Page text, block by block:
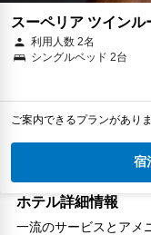
スーペリア ツインル
利用人数 2名
シングルベッド 2台
ご案内できるプランがあり
宿
ホテル詳細情報
一流のサービスとアメ